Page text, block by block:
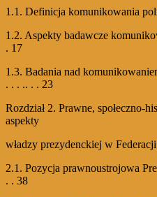
1.1. Definicja komunikowania
1.2. Aspekty badawcze
. 17
1.3. Badania nad
. . . .. . . 23
Rozdział 2. Prawne, społeczno-
aspekty
władzy prezydenckiej w
2.1. Pozycja prawnoustrojowa
. . 38